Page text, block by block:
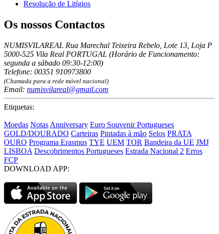
Resolução de Litígios
Os nossos Contactos
NUMISVILAREAL Rua Marechal Teixeira Rebelo, Lote 13, Loja P
5000-525 Vila Real PORTUGAL (Horário de Funcionamento:
segunda a sábado 09:30-12:00)
Telefone: 00351 910973800
(Chamada para a rede móvel nacional)
Email: numisvilareal@gmail.com
Etiquetas:
Moedas Notas Anniversary Euro Souvenir Portugueses
GOLD/DOURADO Carteiras Pintadas à mão Selos PRATA
OURO Programa Erasmus TYE UEM TOR Bandeira da UE JMJ
LISBOA Descobrimentos Portugueses Estrada Nacional 2 Erros
FCP
DOWNLOAD APP: